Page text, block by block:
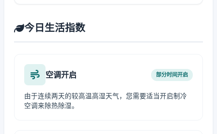
今日生活指数
空调开启 部分时间开启
由于连续两天的较高温高湿天气，您需要适当开启制冷
空调来除热除湿。